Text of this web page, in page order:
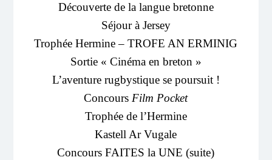
Découverte de la langue bretonne
Séjour à Jersey
Trophée Hermine – TROFE AN ERMINIG
Sortie « Cinéma en breton »
L’aventure rugbystique se poursuit !
Concours Film Pocket
Trophée de l’Hermine
Kastell Ar Vugale
Concours FAITES la UNE (suite)